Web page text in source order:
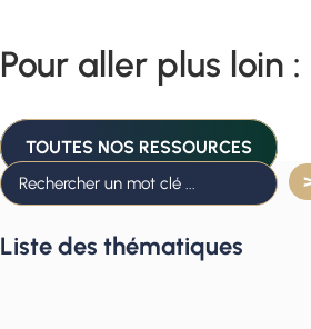
Pour aller plus loin :
TOUTES NOS RESSOURCES
Liste des thématiques